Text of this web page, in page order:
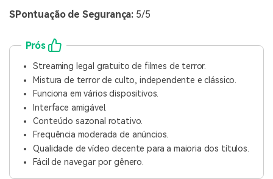
SPontuação de Segurança: 5/5
Prós
Streaming legal gratuito de filmes de terror.
Mistura de terror de culto, independente e clássico.
Funciona em vários dispositivos.
Interface amigável.
Conteúdo sazonal rotativo.
Frequência moderada de anúncios.
Qualidade de vídeo decente para a maioria dos títulos.
Fácil de navegar por gênero.